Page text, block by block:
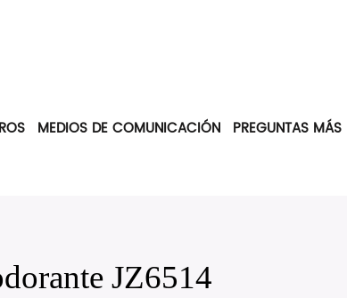
MEDIOS DE COMUNICACIÓN PREGUNTAS MÁS
JZ6514